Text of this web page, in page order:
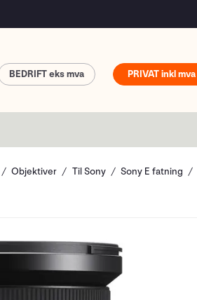
PRIVAT
BEDRIFT
Objektiver Til Sony Sony E fatning